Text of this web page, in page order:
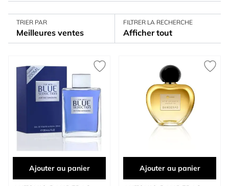
TRIER PAR
Meilleures ventes
FILTRER LA RECHERCHE
Afficher tout
Ajouter au panier Ajouter au panier